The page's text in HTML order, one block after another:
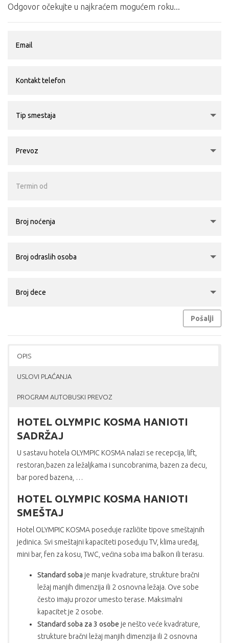
Odgovor očekujte u najkraćem mogućem roku...
Pošalji
OPIS
USLOVI PLAĆANJA
PROGRAM AUTOBUSKI PREVOZ
HOTEL OLYMPIC KOSMA HANIOTI
SADRŽAJ
U sastavu hotela OLYMPIC KOSMA nalazi se recepcija, lift,
restoran,bazen za ležaljkama i suncobranima, bazen za decu,
bar pored bazena, …
HOTEL OLYMPIC KOSMA HANIOTI
SMEŠTAJ
Hotel OLYMPIC KOSMA poseduje različite tipove smeštajnih
jedinica. Svi smeštajni kapaciteti poseduju TV, klima uređaj,
mini bar, fen za kosu, TWC, većina soba ima balkon ili terasu.
Standard soba je manje kvadrature, strukture bračni
ležaj manjih dimenzija ili 2 osnovna ležaja. Ove sobe
često imaju prozor umesto terase. Maksimalni
kapacitet je 2 osobe.
Standard soba za 3 osobe je nešto veće kvadrature,
strukture bračni ležaj manjih dimenzija ili 2 osnovna